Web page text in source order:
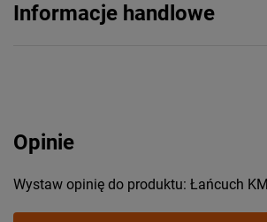
Informacje handlowe
Opinie
Wystaw opinię do produktu: Łańcuch